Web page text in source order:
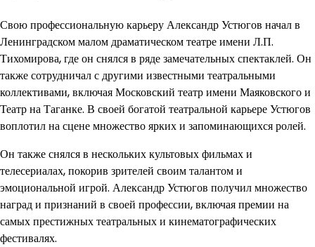
Свою профессиональную карьеру Александр Устюгов начал в
Ленинградском малом драматическом театре имени Л.П.
Тихомирова, где он снялся в ряде замечательных спектаклей. Он
также сотрудничал с другими известными театральными
коллективами, включая Московский театр имени Маяковского и
Театр на Таганке. В своей богатой театральной карьере Устюгов
воплотил на сцене множество ярких и запоминающихся ролей.
Он также снялся в нескольких культовых фильмах и
телесериалах, покорив зрителей своим талантом и
эмоциональной игрой. Александр Устюгов получил множество
наград и признаний в своей профессии, включая премии на
самых престижных театральных и кинематографических
фестивалях.